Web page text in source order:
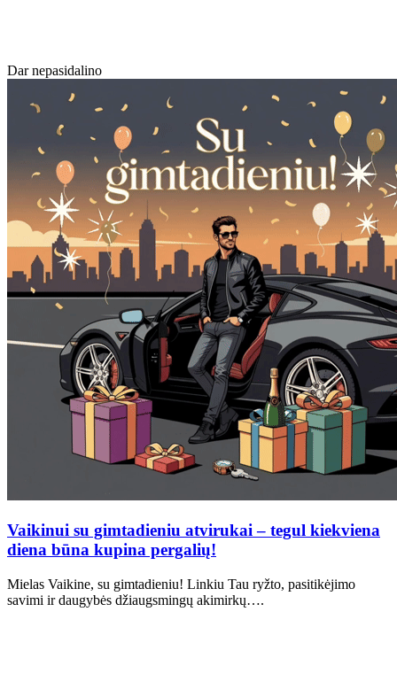
Dar nepasidalino
Vaikinui su gimtadieniu atvirukai – tegul kiekviena
diena būna kupina pergalių!
Mielas Vaikine, su gimtadieniu! Linkiu Tau ryžto, pasitikėjimo
savimi ir daugybės džiaugsmingų akimirkų….